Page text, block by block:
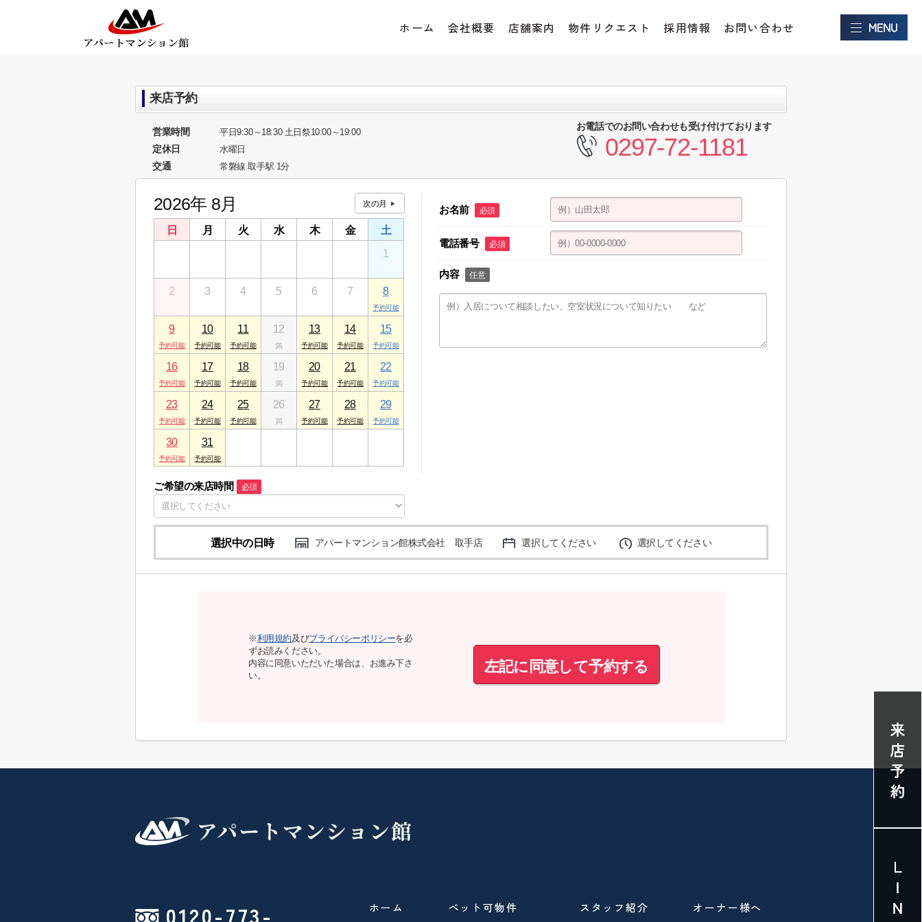
ホーム 会社概要 店舗案内 物件リクエスト 採用情報 お問い合わせ
来店予約
営業時間 平日9:30～18:30 土日祭10:00～19:00
定休日 水曜日
交通 常磐線 取手駅 1分
お電話でのお問い合わせも受け付けております
0297-72-1181
2026年 8月
日 月 火 水 木 金
土
1
2 3 4 5 6 7 8
9 10 11 12 13 14 15
16 17 18 19 20 21 22
23 24 25 26 27 28 29
30 31
ご希望の来店時間 必須
お名前 必須
電話番号 必須
内容 任意
選択中の日時 アパートマンション館株式会社 取手店 選択してください 選択してください
※利用規約及びプライバシーポリシーを必
ずお読みください。
内容に同意いただいた場合は、お進み下さ
い。
左記に同意して予約する
0120-773- ホーム ペット可物件 スタッフ紹介 オーナー様へ